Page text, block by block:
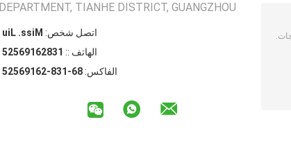
DEPARTMENT, TIANHE DISTRICT, GUANGZHOU
اتصل شخص: Miss. Liu
الهاتف :: 13826196525
الفاكس: 86-138-26196525